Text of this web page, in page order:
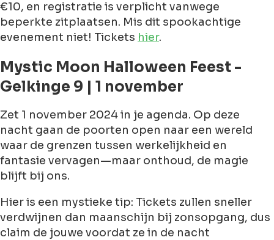
€10, en registratie is verplicht vanwege
beperkte zitplaatsen. Mis dit spookachtige
evenement niet! Tickets hier.
Mystic Moon Halloween Feest -
Gelkinge 9 | 1 november
Zet 1 november 2024 in je agenda. Op deze
nacht gaan de poorten open naar een wereld
waar de grenzen tussen werkelijkheid en
fantasie vervagen—maar onthoud, de magie
blijft bij ons.
Hier is een mystieke tip: Tickets zullen sneller
verdwijnen dan maanschijn bij zonsopgang, dus
claim de jouwe voordat ze in de nacht